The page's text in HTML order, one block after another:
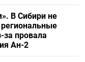
В Сибири не
региональные
провала
Ан-2